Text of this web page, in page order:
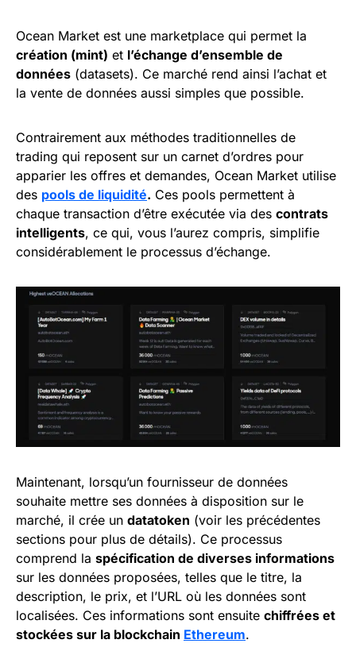
Ocean Market est une marketplace qui permet la
création (mint) et l’échange d’ensemble de
données (datasets). Ce marché rend ainsi l’achat et
la vente de données aussi simples que possible.
Contrairement aux méthodes traditionnelles de
trading qui reposent sur un carnet d’ordres pour
apparier les offres et demandes, Ocean Market utilise
des pools de liquidité. Ces pools permettent à
chaque transaction d’être exécutée via des contrats
intelligents, ce qui, vous l’aurez compris, simplifie
considérablement le processus d’échange.
Maintenant, lorsqu’un fournisseur de données
souhaite mettre ses données à disposition sur le
marché, il crée un datatoken (voir les précédentes
sections pour plus de détails). Ce processus
comprend la spécification de diverses informations
sur les données proposées, telles que le titre, la
description, le prix, et l’URL où les données sont
localisées. Ces informations sont ensuite chiffrées et
stockées sur la blockchain Ethereum.